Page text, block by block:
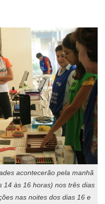
acontecerão pela manhã
14 às 16 horas) nos três dias
nas noites dos dias 16 e